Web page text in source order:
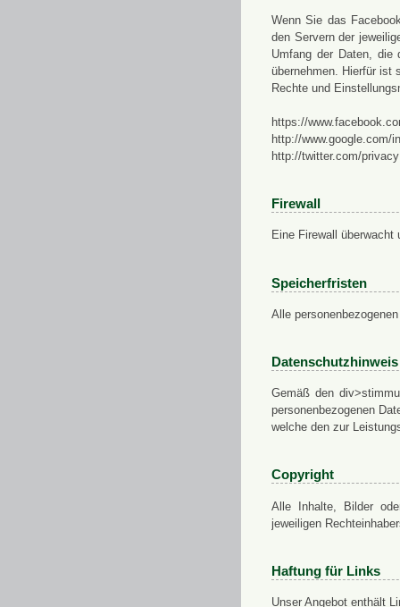
Wenn Sie das
den Servern der
Umfang der Daten, die
übernehmen. Hierfür ist
Rechte und
https://
http://www.google.com/
http://twitter.com/privacy
Firewall
Eine Firewall
Speicherfristen
Alle
Datenschutzhinweis
Gemäß den
personenbezogenen
welche den zur
Copyright
Alle Inhalte, Bilder
jeweiligen
Haftung für Links
Unser Angebot enthält